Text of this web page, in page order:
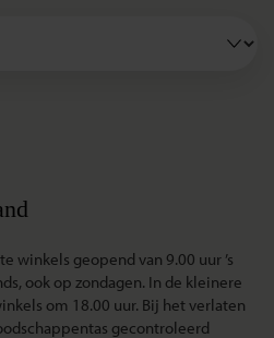
winkels geopend van 9.00 uur ’s
ook op zondagen. In de kleinere
om 18.00 uur. Bij het verlaten
gecontroleerd